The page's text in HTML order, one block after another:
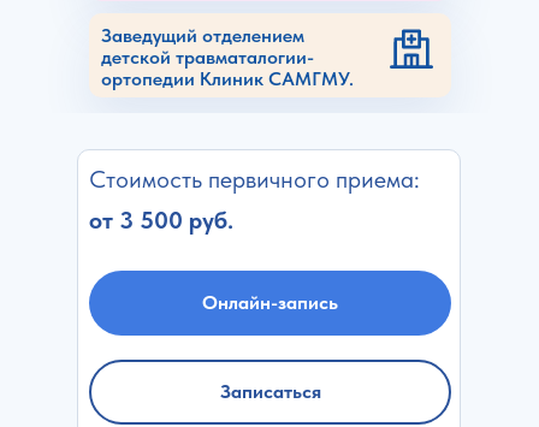
Заведущий отделением
детской травматалогии-
ортопедии Клиник САМГМУ.
Записаться
Онлайн-запись
Стоимость первичного приема:
от 3 500 руб.